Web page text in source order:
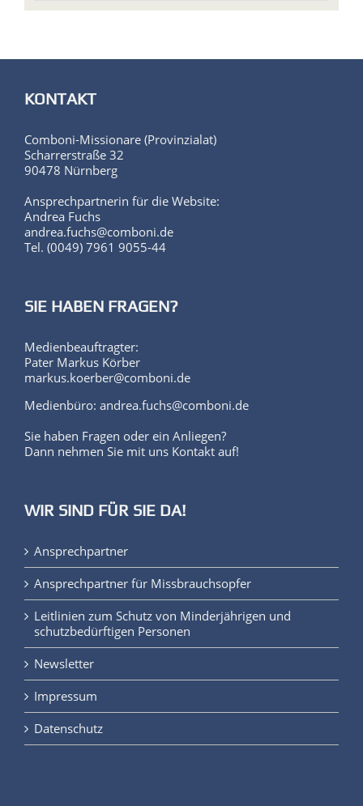
KONTAKT
Comboni-Missionare (Provinzialat)
Scharrerstraße 32
90478 Nürnberg
Ansprechpartnerin für die Website:
Andrea Fuchs
andrea.fuchs@comboni.de
Tel. (0049) 7961 9055-44
SIE HABEN FRAGEN?
Medienbeauftragter:
Pater Markus Körber
markus.koerber@comboni.de
Medienbüro: andrea.fuchs@comboni.de
Sie haben Fragen oder ein Anliegen?
Dann nehmen Sie mit uns Kontakt auf!
WIR SIND FÜR SIE DA!
Ansprechpartner
Ansprechpartner für Missbrauchsopfer
Leitlinien zum Schutz von Minderjährigen und
schutzbedürftigen Personen
Newsletter
Impressum
Datenschutz